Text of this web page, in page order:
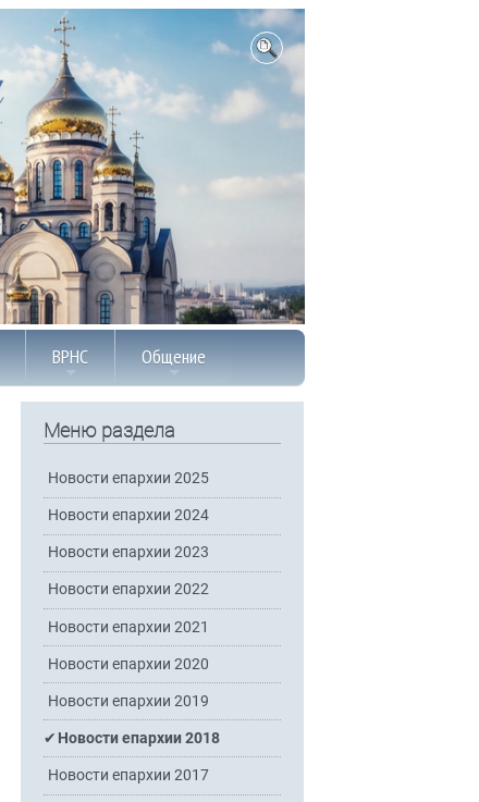
ВРНС Общение
Меню раздела
Новости епархии 2025
Новости епархии 2024
Новости епархии 2023
Новости епархии 2022
Новости епархии 2021
Новости епархии 2020
Новости епархии 2019
Новости епархии 2018
Новости епархии 2017